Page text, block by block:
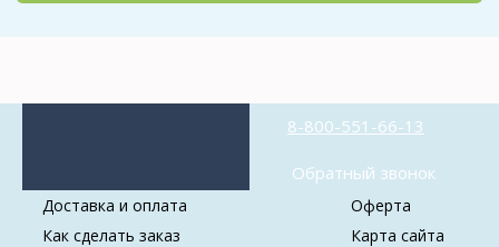
8-800-551-66-13
Обратный звонок
Доставка и оплата
Как сделать заказ
Оферта
Карта сайта